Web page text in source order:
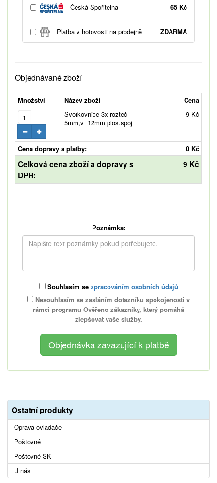
Česká Spořitelna 65 Kč
Platba v hotovosti na prodejně ZDARMA
Objednávané zboží
Množství Název zboží
Cena
Svorkovnice 3x rozteč
5mm,v=12mm ploš.spoj
9 Kč
Cena dopravy a platby: 0 Kč
Celková cena zboží a dopravy s
DPH:
9 Kč
Poznámka:
Souhlasím se zpracováním osobních údajů
Nesouhlasím se zasláním dotazníku spokojenosti v
rámci programu Ověřeno zákazníky, který pomáhá
zlepšovat vaše služby.
Ostatní produkty
Oprava ovladače
Poštovné
Poštovné SK
U nás